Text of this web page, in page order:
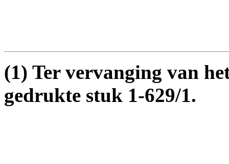
(1) Ter vervanging van
gedrukte stuk 1-629/1.